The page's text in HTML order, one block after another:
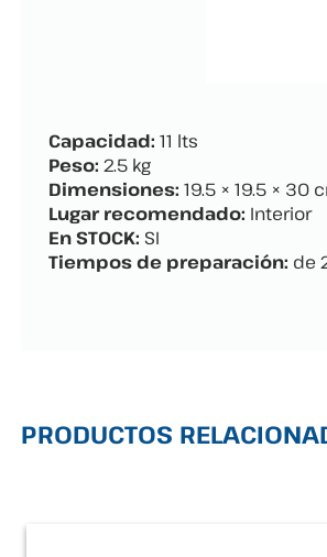
Capacidad: 11 lts
Peso: 2.5 kg
Dimensiones: 19.5 × 19.5 × 30
Lugar recomendado: Interior
En STOCK: SI
Tiempos de preparación: de
PRODUCTOS